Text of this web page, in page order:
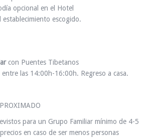
opcional en el Hotel
establecimiento escogido.
con Puentes Tibetanos
las 14:00h-16:00h. Regreso a casa.
para un Grupo Familiar mínimo de 4-5
en caso de ser menos personas